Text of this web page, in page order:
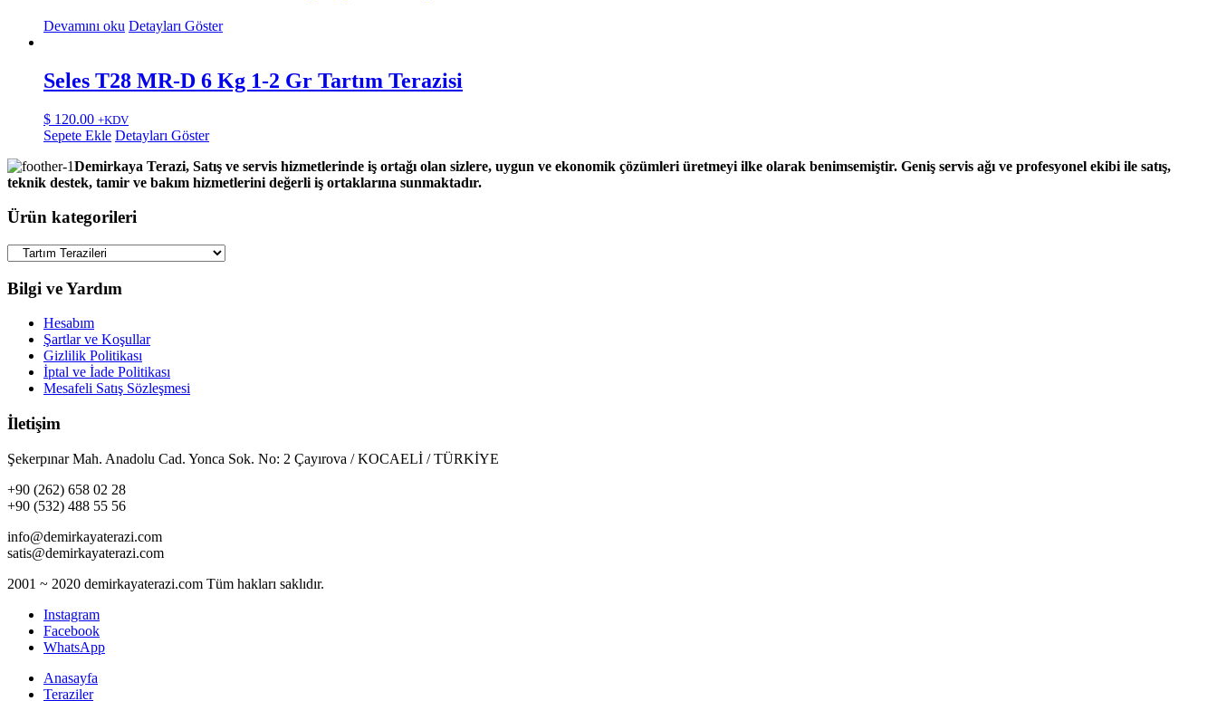
Devamını oku Detayları Göster
Seles T28 MR-D 6 Kg 1-2 Gr Tartım Terazisi
$ 120.00 +KDV
Sepete Ekle Detayları Göster
Demirkaya Terazi, Satış ve servis hizmetlerinde iş ortağı olan sizlere, uygun ve ekonomik çözümleri üretmeyi ilke olarak benimsemiştir. Geniş servis ağı ve profesyonel ekibi ile satış,
teknik destek, tamir ve bakım hizmetlerini değerli iş ortaklarına sunmaktadır.
Ürün kategorileri
Bilgi ve Yardım
Hesabım
Şartlar ve Koşullar
Gizlilik Politikası
İptal ve İade Politikası
Mesafeli Satış Sözleşmesi
İletişim
Şekerpınar Mah. Anadolu Cad. Yonca Sok. No: 2 Çayırova / KOCAELİ / TÜRKİYE
+90 (262) 658 02 28
+90 (532) 488 55 56
info@demirkayaterazi.com
satis@demirkayaterazi.com
2001 ~ 2020 demirkayaterazi.com Tüm hakları saklıdır.
Instagram
Facebook
WhatsApp
Anasayfa
Teraziler